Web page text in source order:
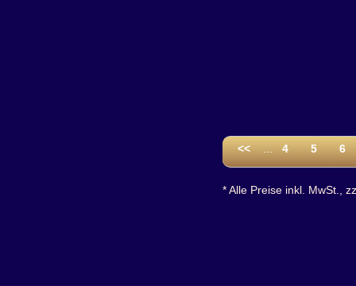
<< ... 4 5 6
* Alle Preise inkl. MwSt.,